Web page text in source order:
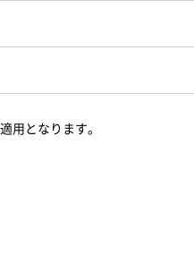
となります。